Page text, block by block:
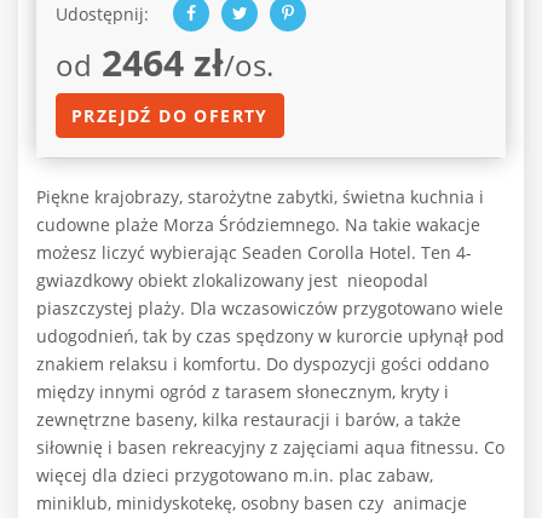
Udostępnij:
od 2464 zł/os.
PRZEJDŹ DO OFERTY
Piękne krajobrazy, starożytne zabytki, świetna kuchnia i
cudowne plaże Morza Śródziemnego. Na takie wakacje
możesz liczyć wybierając Seaden Corolla Hotel. Ten 4-
gwiazdkowy obiekt zlokalizowany jest nieopodal
piaszczystej plaży. Dla wczasowiczów przygotowano wiele
udogodnień, tak by czas spędzony w kurorcie upłynął pod
znakiem relaksu i komfortu. Do dyspozycji gości oddano
między innymi ogród z tarasem słonecznym, kryty i
zewnętrzne baseny, kilka restauracji i barów, a także
siłownię i basen rekreacyjny z zajęciami aqua fitnessu. Co
więcej dla dzieci przygotowano m.in. plac zabaw,
miniklub, minidyskotekę, osobny basen czy animacje